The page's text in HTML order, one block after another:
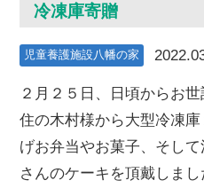
冷凍庫寄贈
児童養護施設八幡の家
２月２５日、日頃からお
住の木村様から大型冷凍
げお弁当やお菓子、そし
さんのケーキを頂戴しま